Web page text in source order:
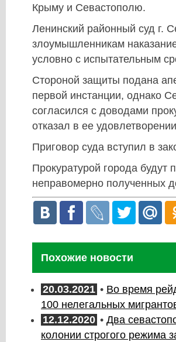
Крыму и Севастополю.
Ленинский районный суд г.
злоумышленникам
условно с испытательным
Стороной защиты подана
первой инстанции, однако
согласился с доводами
отказал в ее
Приговор суда вступил в
Прокуратурой города
неправомерно полученных
Похожие новости
20.03.2021 • Во время
100 нелегальных
12.12.2020 • Два
колонии строгого режима